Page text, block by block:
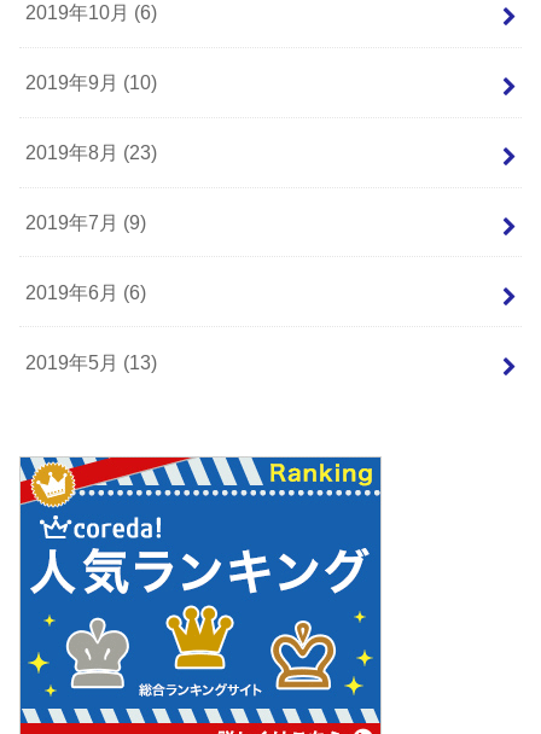
2019年10月 (6)
2019年9月 (10)
2019年8月 (23)
2019年7月 (9)
2019年6月 (6)
2019年5月 (13)